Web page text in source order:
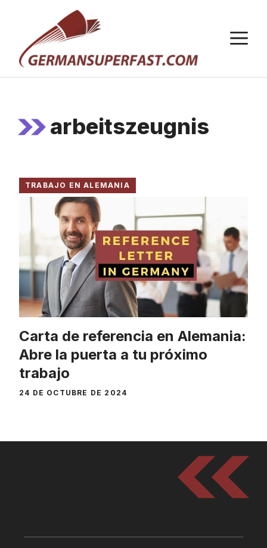
contenido
arbeitszeugnis
TRABAJO EN ALEMANIA
Carta de referencia en Alemania:
Abre la puerta a tu próximo
trabajo
24 DE OCTUBRE DE 2024